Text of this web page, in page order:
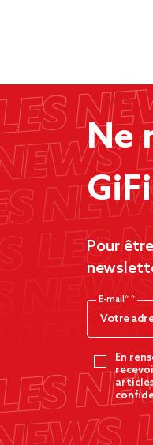
Ne
GiFi
Pour
E-mail*
En